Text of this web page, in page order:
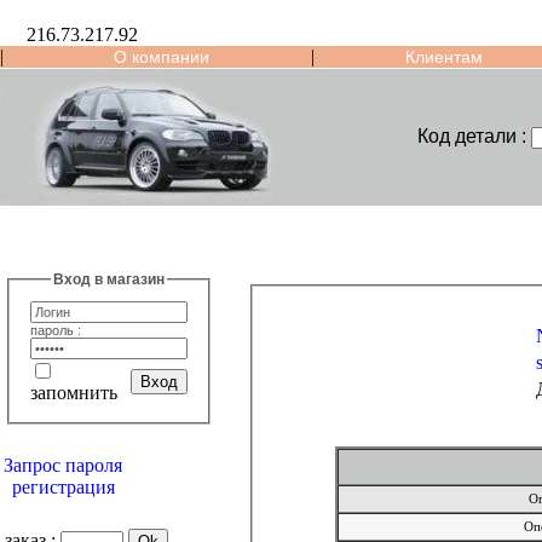
216.73.217.92
| О компании | Клиентам
Код детали :
Вход в магазин
пароль :
запомнить
Запрос пароля
регистрация